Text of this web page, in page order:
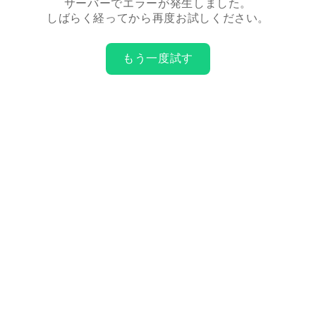
サーバーでエラーが発生しました。
しばらく経ってから再度お試しください。
もう一度試す